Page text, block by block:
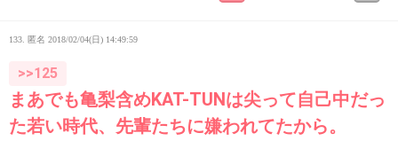
133. 匿名 2018/02/04(日) 14:49:59
>>125
まあでも亀梨含めKAT-TUNは尖って自己中だっ
た若い時代、先輩たちに嫌われてたから。